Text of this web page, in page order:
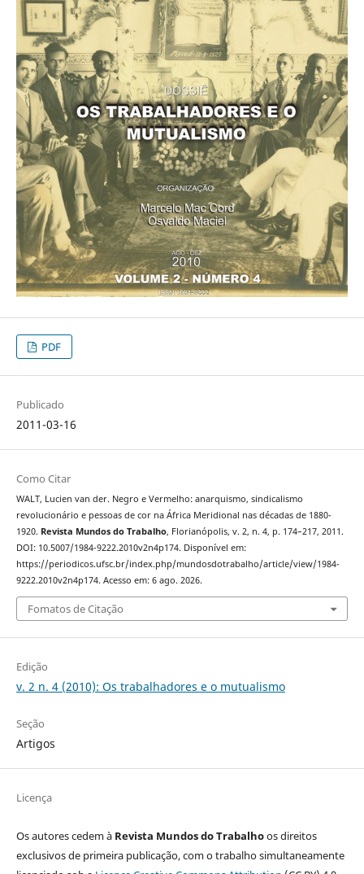
PDF
Publicado
2011-03-16
Como Citar
WALT, Lucien van der. Negro e Vermelho: anarquismo, sindicalismo
revolucionário e pessoas de cor na África Meridional nas décadas de 1880-
1920. Revista Mundos do Trabalho, Florianópolis, v. 2, n. 4, p. 174–217, 2011.
DOI: 10.5007/1984-9222.2010v2n4p174. Disponível em:
https://periodicos.ufsc.br/index.php/mundosdotrabalho/article/view/1984-
9222.2010v2n4p174. Acesso em: 6 ago. 2026.
Fomatos de Citação
Edição
v. 2 n. 4 (2010): Os trabalhadores e o mutualismo
Seção
Artigos
Licença
Os autores cedem à Revista Mundos do Trabalhoos direitos
exclusivos de primeira publicação, com o trabalho simultaneamente